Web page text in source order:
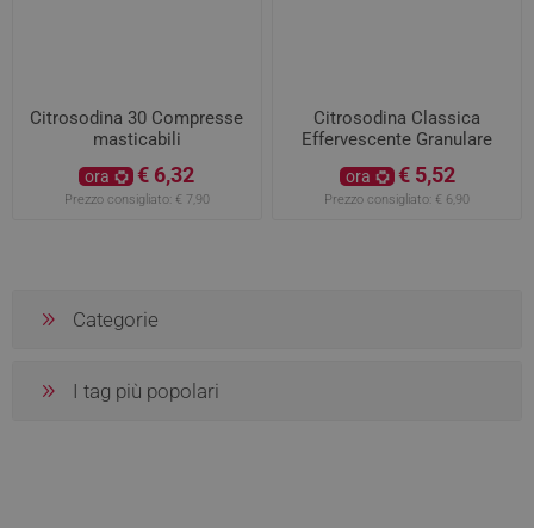
Citrosodina 30 Compresse
masticabili
ora € 6,32
Prezzo consigliato: € 7,90
Citrosodina Classica
Effervescente Granulare
ora € 5,52
Prezzo consigliato: € 6,90
Categorie
I tag più popolari